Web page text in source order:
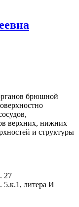
брюшной
верхних, нижних
и структуры
27
5.к.1, литера И